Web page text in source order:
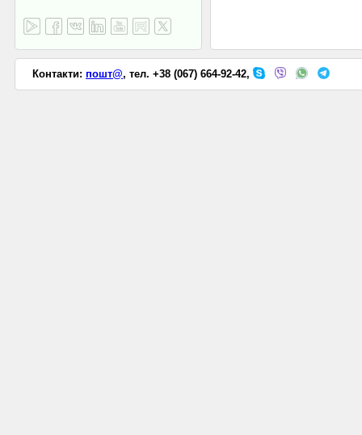
Контакти: пошт@, тел. +38 (067) 664-92-42,